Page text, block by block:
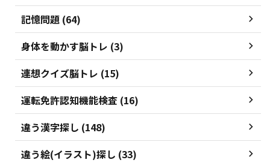
記憶問題 (64)
身体を動かす脳トレ (3)
連想クイズ脳トレ (15)
運転免許認知機能検査 (16)
違う漢字探し (148)
違う絵(イラスト)探し (33)